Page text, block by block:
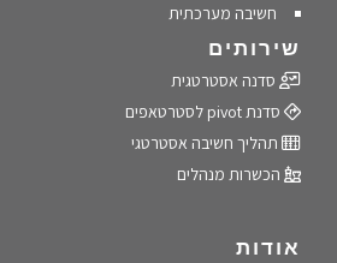
חשיבה מערכתית
שירותים
סדנה אסטרטגית
סדנת pivot לסטרטאפים
תהליך חשיבה אסטרטגי
הכשרות מנהלים
אודות